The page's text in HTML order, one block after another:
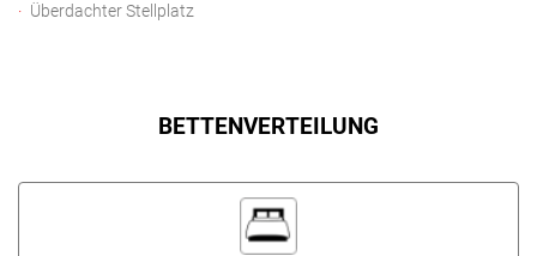
Überdachter Stellplatz
BETTENVERTEILUNG